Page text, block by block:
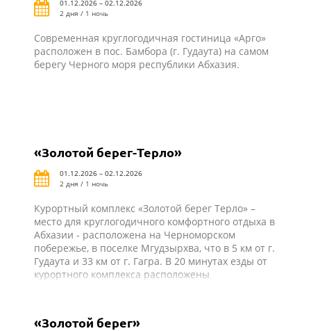
суеты отдых для туристов.
01.12.2026 – 02.12.2026
2 дня / 1 ночь
Современная круглогодичная гостиница «Арго»
расположен в пос. Бамбора (г. Гудаута) на самом
берегу Черного моря республики Абхазия.
«Золотой берег-Терло»
01.12.2026 – 02.12.2026
2 дня / 1 ночь
Курортный комплекс «Золотой берег Терло» –
место для круглогодичного комфортного отдыха в
Абхазии - расположена на Черноморском
побережье, в поселке Мгудзырхва, что в 5 км от г.
Гудаута и 33 км от г. Гагра. В 20 минутах езды от
курортного комплекса расположены
«Золотой берег»